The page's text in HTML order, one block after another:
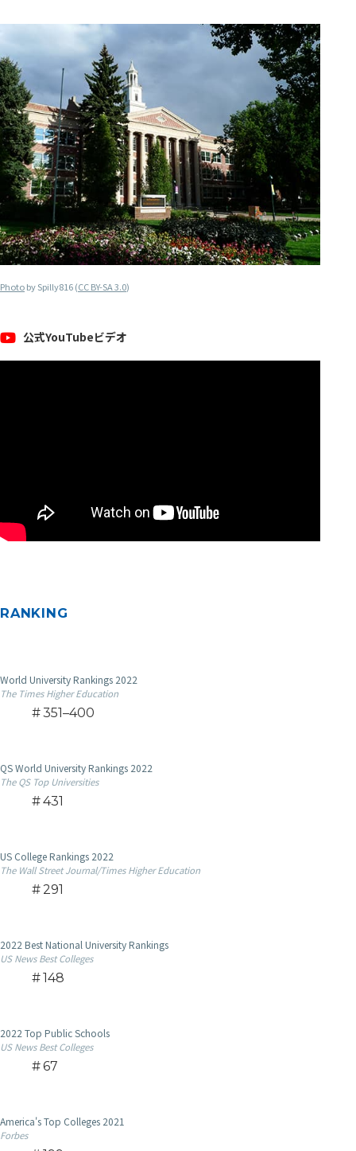
Photoby Spilly816 (CC BY-SA 3.0)
公式YouTubeビデオ
RANKING
World University Rankings 2022
The Times Higher Education
351–400
QS World University Rankings 2022
The QS Top Universities
431
US College Rankings 2022
The Wall Street Journal/Times Higher Education
291
2022 Best National University Rankings
US News Best Colleges
148
2022 Top Public Schools
US News Best Colleges
67
America's Top Colleges 2021
Forbes